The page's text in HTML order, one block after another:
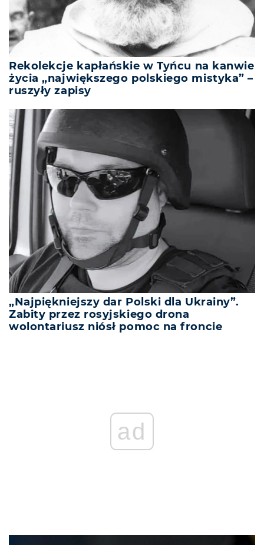
Rekolekcje kapłańskie w Tyńcu na kanwie
życia „największego polskiego mistyka” –
ruszyły zapisy
„Najpiękniejszy dar Polski dla Ukrainy”.
Zabity przez rosyjskiego drona
wolontariusz niósł pomoc na froncie
ad